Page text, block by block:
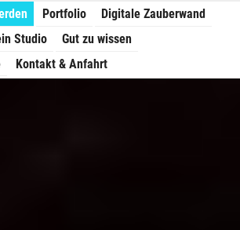
Portfolio
Digitale Zauberwand
Studio
Gut zu wissen
Kontakt & Anfahrt